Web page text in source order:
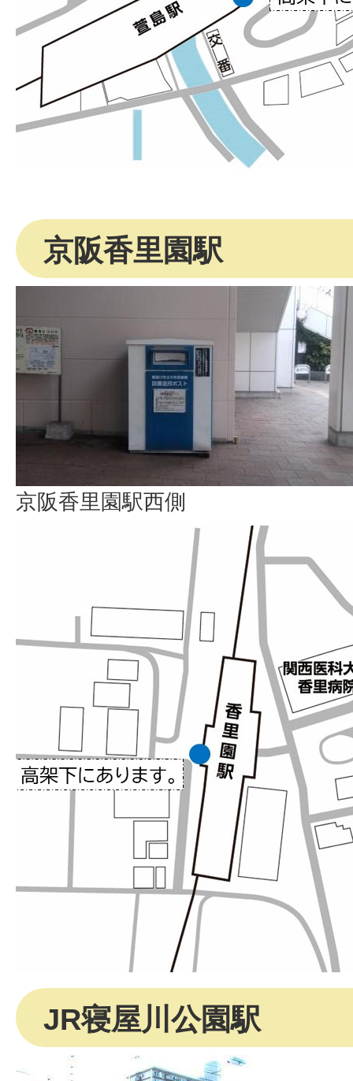
京阪香里園駅
京阪香里園駅西側
JR寝屋川公園駅